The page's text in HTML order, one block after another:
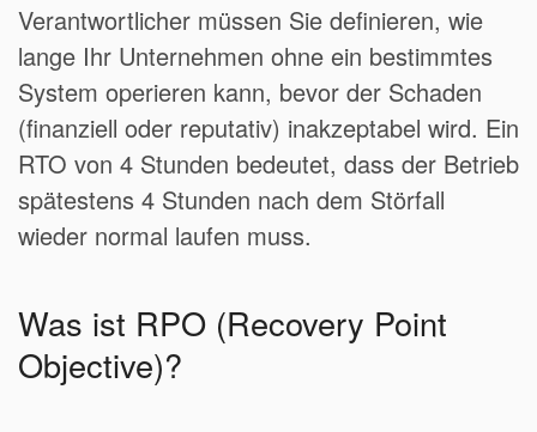
Verantwortlicher müssen Sie definieren, wie
lange Ihr Unternehmen ohne ein bestimmtes
System operieren kann, bevor der Schaden
(finanziell oder reputativ) inakzeptabel wird. Ein
RTO von 4 Stunden bedeutet, dass der Betrieb
spätestens 4 Stunden nach dem Störfall
wieder normal laufen muss.
Was ist RPO (Recovery Point
Objective)?